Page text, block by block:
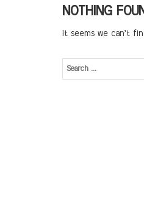
NOTHING
It seems we can’t